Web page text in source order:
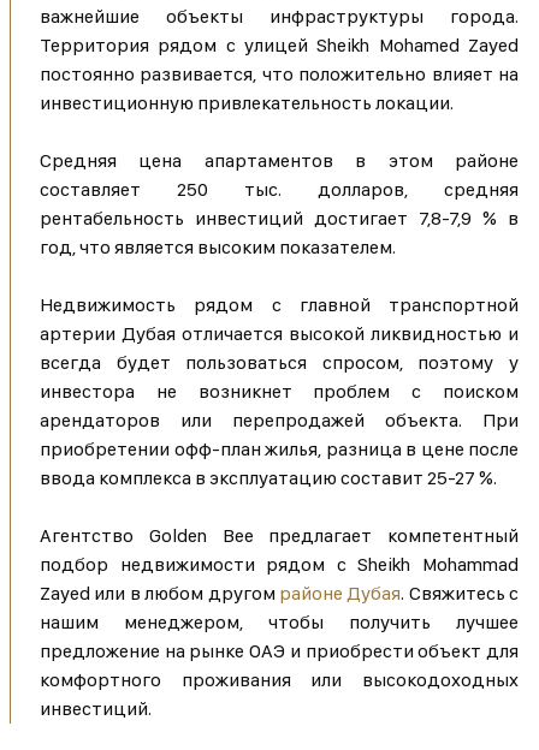
важнейшие объекты инфраструктуры города.
Территория рядом с улицей Sheikh Mohamed Zayed
постоянно развивается, что положительно влияет на
инвестиционную привлекательность локации.
Средняя цена апартаментов в этом районе
составляет 250 тыс. долларов, средняя
рентабельность инвестиций достигает 7,8-7,9 % в
год, что является высоким показателем.
Недвижимость рядом с главной транспортной
артерии Дубая отличается высокой ликвидностью и
всегда будет пользоваться спросом, поэтому у
инвестора не возникнет проблем с поиском
арендаторов или перепродажей объекта. При
приобретении офф-план жилья, разница в цене после
ввода комплекса в эксплуатацию составит 25-27 %.
Агентство Golden Bee предлагает компетентный
подбор недвижимости рядом с Sheikh Mohammad
Zayed или в любом другом районе Дубая. Свяжитесь с
нашим менеджером, чтобы получить лучшее
предложение на рынке ОАЭ и приобрести объект для
комфортного проживания или высокодоходных
инвестиций.